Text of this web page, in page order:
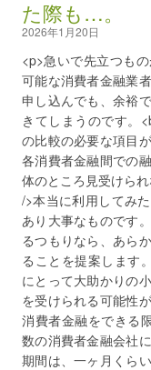
た際も…。
2026年1月20日
<p>急いで先立つも
可能な消費者金融業
申し込んでも、余裕
きてしまうのです。
の比較の必要な項目
各消費者金融間での
体のところ見受けら
/>本当に利用してみ
あり大事なものです
るつもりなら、あら
ることを提案します
にとって大助かりの
を受けられる可能性
消費者金融をできる
数の消費者金融会社
期間は、一ヶ月くら